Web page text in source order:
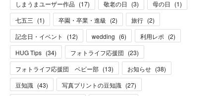
しまうまユーザー作品 (17) 敬老の日 (3) 母の日 (1)
七五三 (1) 卒園・卒業・進級 (2) 旅行 (2)
記念日・イベント
(12) wedding (6) 利用レポ (2)
HUG Tips (34) フォトライフ応援団 (23)
フォトライフ応援団 ベビー部 (13) お知らせ (38)
豆知識 (43) 写真プリントの豆知識 (27)